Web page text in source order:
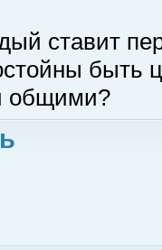
ставит
быть
общими?